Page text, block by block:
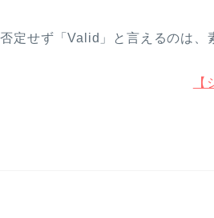
定せず「Valid」と言えるのは、